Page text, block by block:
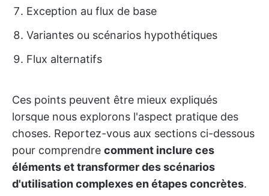
Exception au flux de base
Variantes ou scénarios hypothétiques
Flux alternatifs
Ces points peuvent être mieux expliqués
lorsque nous explorons l'aspect pratique des
choses. Reportez-vous aux sections ci-dessous
pour comprendre comment inclure ces
éléments et transformer des scénarios
d'utilisation complexes en étapes concrètes.